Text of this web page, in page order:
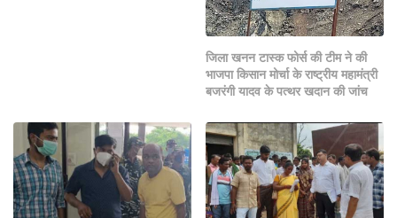
जिला खनन टास्क फोर्स की टीम ने की
भाजपा किसान मोर्चा के राष्ट्रीय महामंत्री
बजरंगी यादव के पत्थर खदान की जांच